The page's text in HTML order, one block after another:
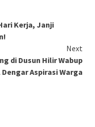
Kerja, Janji
Next
di Dusun Hilir Wabup
Aspirasi Warga